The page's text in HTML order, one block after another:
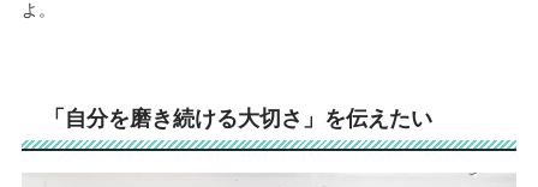
よ。
「自分を磨き続ける大切さ」を伝えたい